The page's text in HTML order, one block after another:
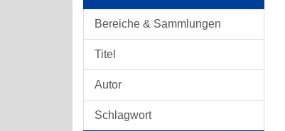
Bereiche & Sammlungen
Titel
Autor
Schlagwort